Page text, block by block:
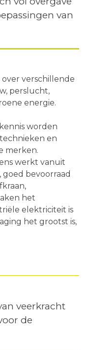
van
verschillende
perslucht,
energie.
worden
en
merken.
werkt vanuit
bevoorraad
het
elektriciteit is
het grootst is,
veerkracht
de